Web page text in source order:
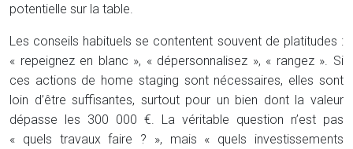
potentielle sur la table.
Les conseils habituels se contentent souvent de platitudes :
« repeignez en blanc », « dépersonnalisez », « rangez ». Si
ces actions de home staging sont nécessaires, elles sont
loin d’être suffisantes, surtout pour un bien dont la valeur
dépasse les 300 000 €. La véritable question n’est pas
« quels travaux faire ? », mais « quels investissements